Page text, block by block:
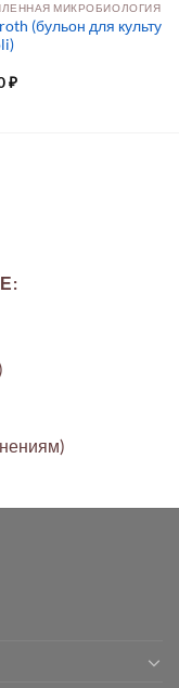
МИКРОБИОЛОГИЯ
(бульон для культу
₽